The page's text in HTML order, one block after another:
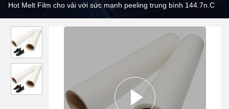
Hot Melt Film cho vải với sức mạnh peeling trung bình 144.7n.C